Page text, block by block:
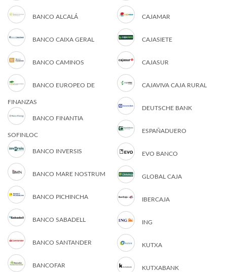
BANCO ALCALÁ
BANCO CAIXA GERAL
BANCO CAMINOS
BANCO EUROPEO DE
FINANZAS
BANCO FINANTIA
SOFINLOC
BANCO INVERSIS
BANCO MARE NOSTRUM
BANCO PICHINCHA
BANCO SABADELL
BANCO SANTANDER
BANCOFAR
CAJAMAR
CAJASIETE
CAJASUR
CAJAVIVA CAJA RURAL
DEUTSCHE BANK
ESPAÑADUERO
EVO BANCO
GLOBAL CAJA
IBERCAJA
ING
KUTXA
KUTXABANK